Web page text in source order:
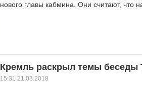
нового главы кабмина. Они считают, что
Кремль раскрыл темы беседы
15:31 21.03.2018